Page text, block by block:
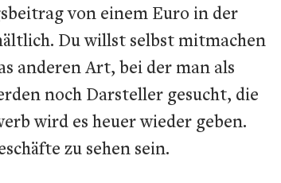
von einem Euro in der
Du willst selbst mitmachen
anderen Art, bei der man als
noch Darsteller gesucht, die
wird es heuer wieder geben.
zu sehen sein.